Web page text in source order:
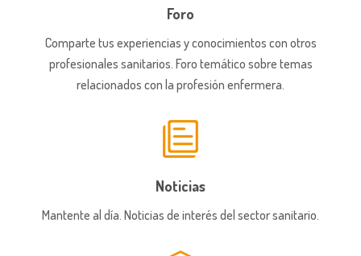
Foro
Comparte tus experiencias y conocimientos con otros
profesionales sanitarios. Foro temático sobre temas
relacionados con la profesión enfermera.
Noticias
Mantente al día. Noticias de interés del sector sanitario.